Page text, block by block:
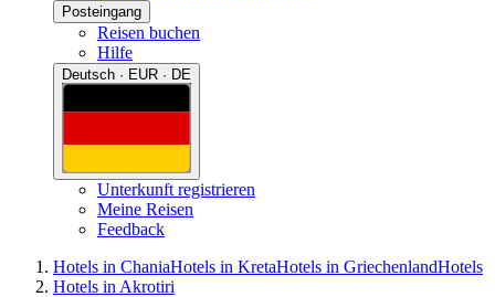
Posteingang
Reisen buchen
Hilfe
Deutsch · EUR · DE
Unterkunft registrieren
Meine Reisen
Feedback
Hotels in ChaniaHotels in KretaHotels in GriechenlandHotels
Hotels in Akrotiri